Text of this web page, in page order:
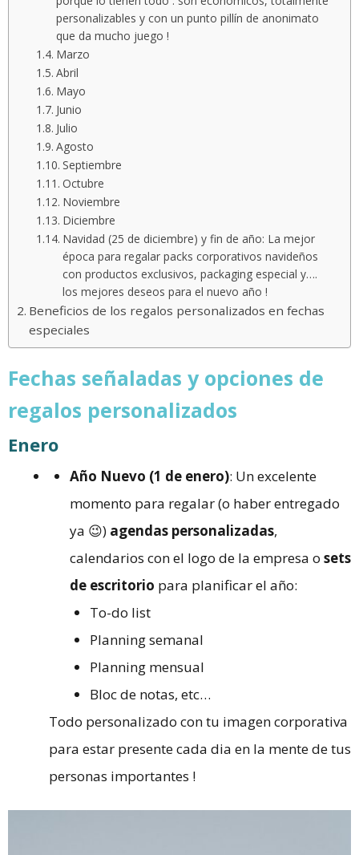
personalizables y con un punto pillín de anonimato
que da mucho juego !
Marzo
Abril
Mayo
Junio
Julio
Agosto
Septiembre
Octubre
Noviembre
Diciembre
Navidad (25 de diciembre) y fin de año: La mejor
época para regalar packs corporativos navideños
con productos exclusivos, packaging especial y….
los mejores deseos para el nuevo año !
Beneficios de los regalos personalizados en fechas
especiales
Fechas señaladas y opciones de
regalos personalizados
Enero
Año Nuevo (1 de enero): Un excelente
momento para regalar (o haber entregado
ya 😉) agendas personalizadas,
calendarios con el logo de la empresa o sets
de escritorio para planificar el año:
To-do list
Planning semanal
Planning mensual
Bloc de notas, etc…
Todo personalizado con tu imagen corporativa
para estar presente cada dia en la mente de tus
personas importantes !